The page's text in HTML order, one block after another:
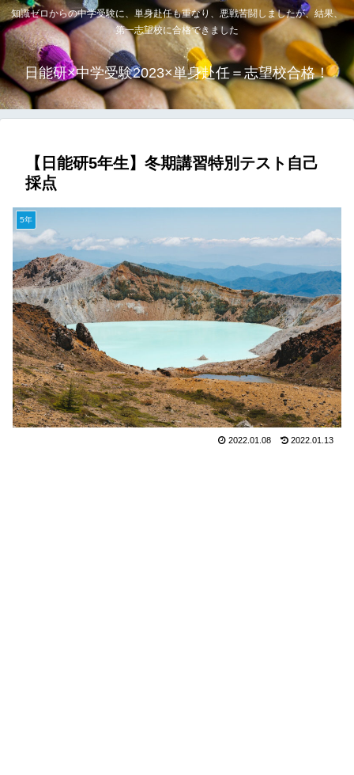
知識ゼロからの中学受験に、単身赴任も重なり、悪戦苦闘しましたが、結果、
第一志望校に合格できました
日能研×中学受験2023×単身赴任＝志望校合格！
【日能研5年生】冬期講習特別テスト自己
採点
5年
2022.01.08 2022.01.13